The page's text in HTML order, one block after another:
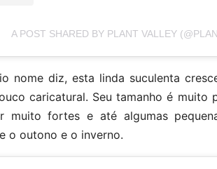
A POST SHARED BY PLANT VALLEY
nome diz, esta linda suculenta
caricatural. Seu tamanho é muito
muito fortes e até algumas
o outono e o inverno.